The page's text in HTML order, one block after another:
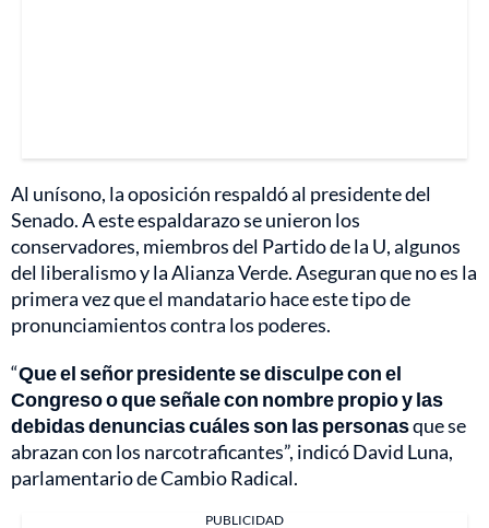
Al unísono, la oposición respaldó al presidente del
Senado. A este espaldarazo se unieron los
conservadores, miembros del Partido de la U, algunos
del liberalismo y la Alianza Verde. Aseguran que no es la
primera vez que el mandatario hace este tipo de
pronunciamientos contra los poderes.
“Que el señor presidente se disculpe con el
Congreso o que señale con nombre propio y las
debidas denuncias cuáles son las personasque se
abrazan con los narcotraficantes”, indicó David Luna,
parlamentario de Cambio Radical.
PUBLICIDAD